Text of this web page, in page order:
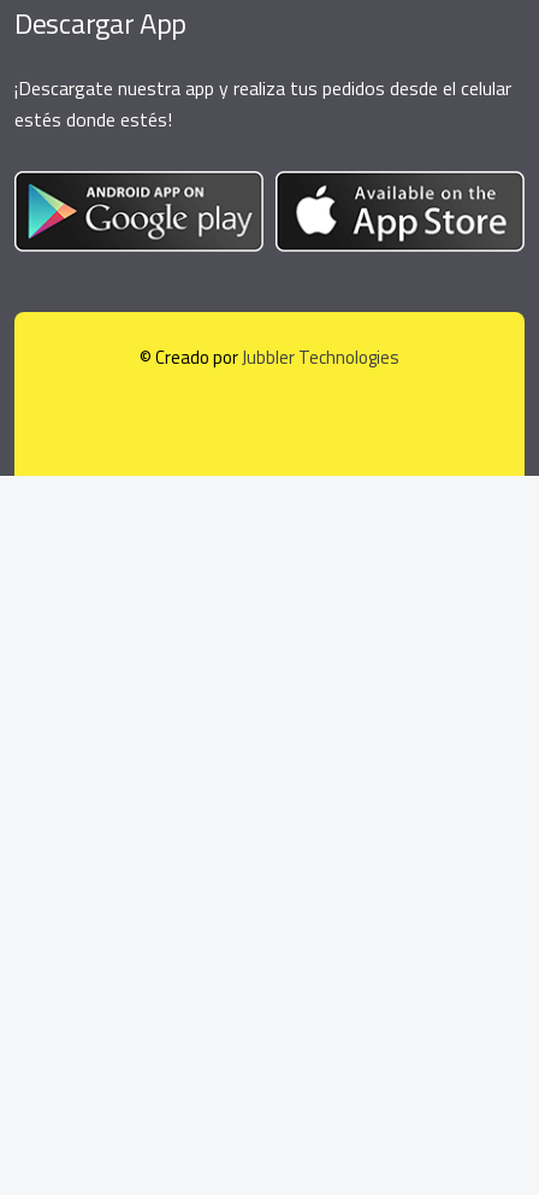
Descargar App
¡Descargate nuestra app y realiza tus pedidos desde el celular
estés donde estés!
© Creado porJubbler Technologies